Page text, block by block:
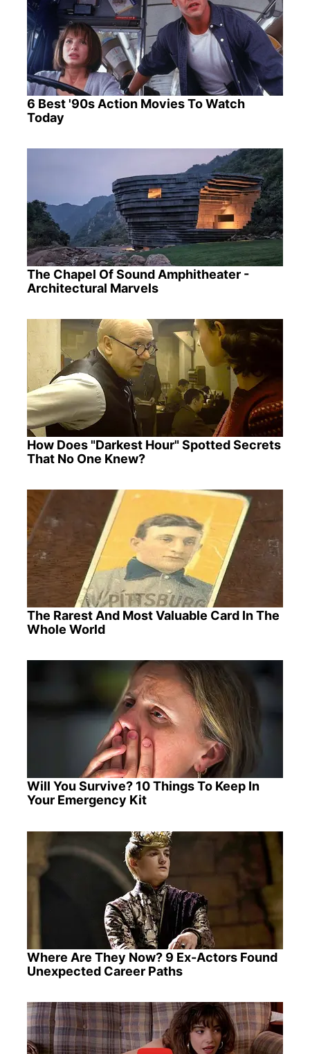
6 Best '90s Action Movies To Watch
Today
The Chapel Of Sound Amphitheater -
Architectural Marvels
How Does "Darkest Hour" Spotted Secrets
That No One Knew?
The Rarest And Most Valuable Card In The
Whole World
Will You Survive? 10 Things To Keep In
Your Emergency Kit
Where Are They Now? 9 Ex-Actors Found
Unexpected Career Paths